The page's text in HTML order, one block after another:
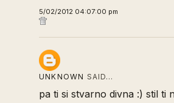
5/02/2012 04:07:00 pm
UNKNOWN SAID…
pa ti si stvarno divna :) stil ti